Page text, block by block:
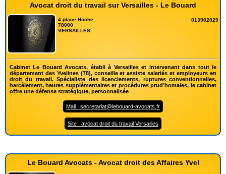
Avocat droit du travail sur Versailles - Le Bouard
4 place Hoche
78000
VERSAILLES
013902029
Cabinet Le Bouard Avocats, établi à Versailles et intervenant dans tout le
département des Yvelines (78), conseille et assiste salariés et employeurs en
droit du travail. Spécialiste des licenciements, ruptures conventionnelles,
harcèlement, heures supplémentaires et procédures prud’homales, le cabinet
offre une défense stratégique, personnalisée
Mail : secretariat@lebouard-avocats.fr
Site : avocat droit du travail Versailles
Le Bouard Avocats - Avocat droit des Affaires Yvel